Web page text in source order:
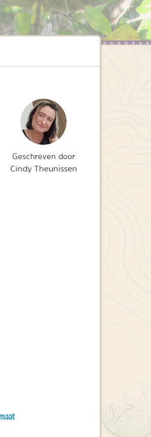
Geschreven door
Cindy Theunissen